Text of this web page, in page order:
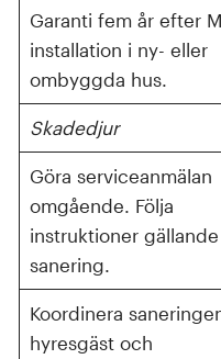
Garanti fem år efter
installation i ny- eller
ombyggda hus.
Skadedjur
Göra serviceanmälan
omgående. Följa
instruktioner gällande
sanering.
Koordinera
hyresgäst och